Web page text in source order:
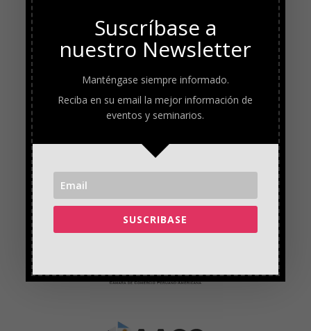
Suscríbase a
nuestro Newsletter
Manténgase siempre informado.
Reciba en su email la mejor información de
eventos y seminarios.
SUSCRIBASE